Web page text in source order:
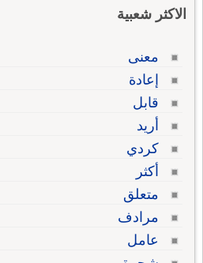
الاكثر شعبية
معنى
إعادة
قابل
أريد
كردي
أكثر
متعلق
مرادف
عامل